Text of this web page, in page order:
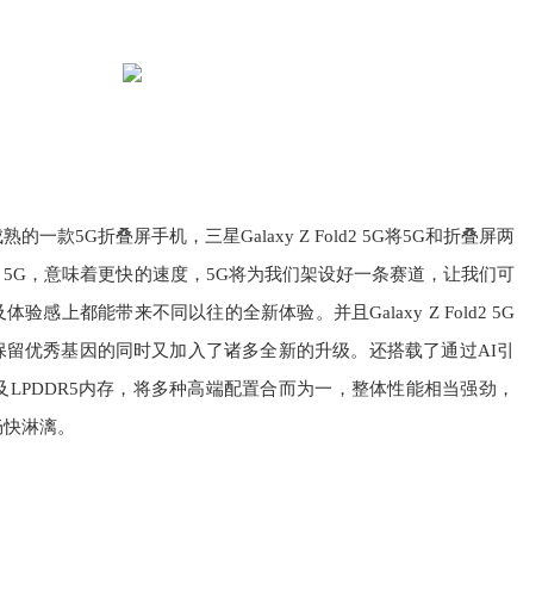
的一款5G折叠屏手机，三星Galaxy Z Fold2 5G将5G和折叠屏两
，意味着更快的速度，5G将为我们架设好一条赛道，让我们可
验感上都能带来不同以往的全新体验。并且Galaxy Z Fold2 5G
优秀基因的同时又加入了诸多全新的升级。还搭载了通过AI引
内存，将多种高端配置合而为一，整体性能相当强劲，
淋漓。